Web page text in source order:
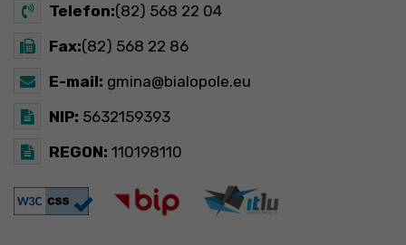
Telefon:(82) 568 22 04
Fax:(82) 568 22 86
E-mail: gmina@bialopole.eu
NIP: 5632159393
REGON: 110198110